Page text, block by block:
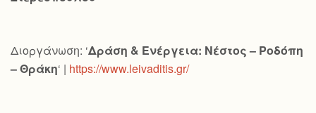
Διοργάνωση: ‘Δράση & Ενέργεια: Νέστος – Ροδόπη
– Θράκη‘ | https://www.leivaditis.gr/